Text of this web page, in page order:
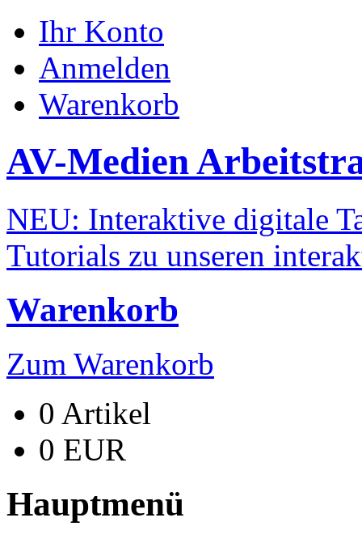
Ihr Konto
Anmelden
Warenkorb
AV-Medien
NEU: Interaktive digitale
Tutorials zu unseren
Warenkorb
Zum Warenkorb
0 Artikel
0 EUR
Hauptmenü